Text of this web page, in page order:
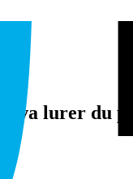
Hva lurer du